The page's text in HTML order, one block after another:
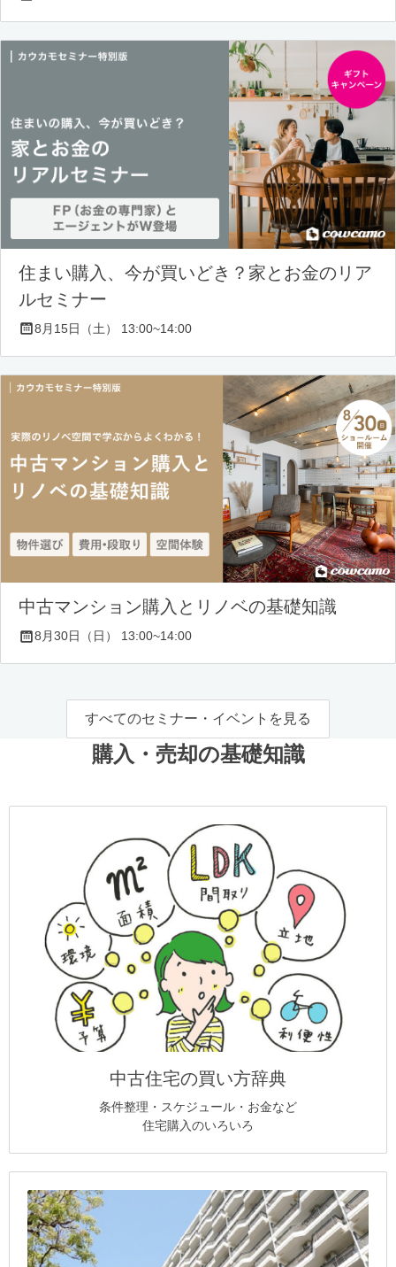
住まい購入、今が買いどき？家とお金のリア
ルセミナー
8月15日（土） 13:00~14:00
中古マンション購入とリノベの基礎知識
8月30日（日） 13:00~14:00
すべてのセミナー・イベントを見る
購入・売却の基礎知識
中古住宅の買い方辞典
条件整理・スケジュール・お金など
住宅購入のいろいろ